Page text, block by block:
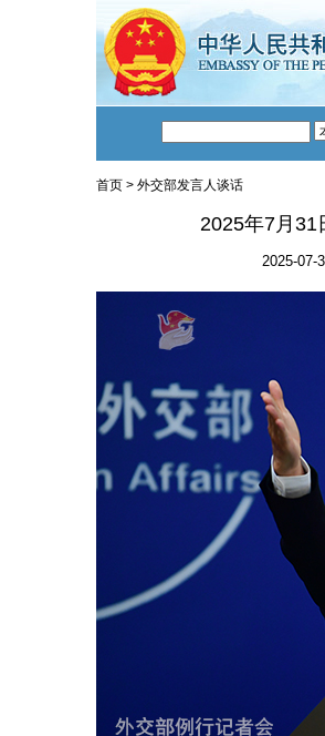
首页> 外交部发言人谈话
2025年7月31
2025-07-